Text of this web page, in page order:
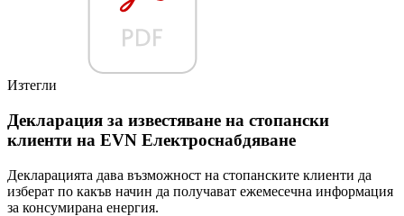
Изтегли
Декларация за известяване на стопански
клиенти на EVN Електроснабдяване
Декларацията дава възможност на стопанските клиенти да
изберат по какъв начин да получават ежемесечна информация
за консумирана енергия.